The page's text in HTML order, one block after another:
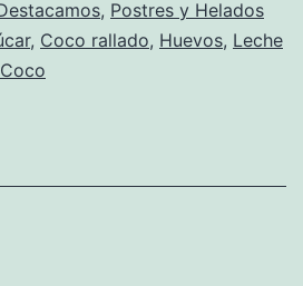
, Postres y Helados
, Coco rallado, Huevos, Leche